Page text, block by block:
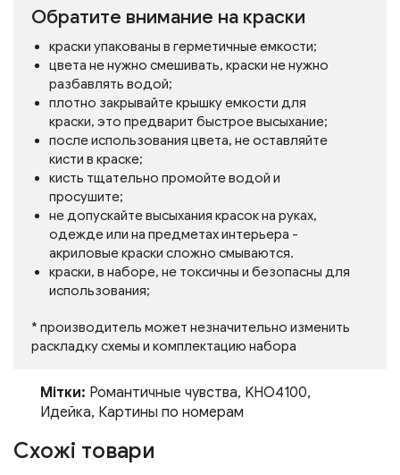
Обратите внимание на краски
краски упакованы в герметичные емкости;
цвета не нужно смешивать, краски не нужно
разбавлять водой;
плотно закрывайте крышку емкости для
краски, это предварит быстрое высыхание;
после использования цвета, не оставляйте
кисти в краске;
кисть тщательно промойте водой и
просушите;
не допускайте высыхания красок на руках,
одежде или на предметах интерьера -
акриловые краски сложно смываются.
краски, в наборе, не токсичны и безопасны для
использования;
* производитель может незначительно изменить
раскладку схемы и комплектацию набора
Мітки: Романтичные чувства, KHO4100,
Идейка, Картины по номерам
Схожі товари